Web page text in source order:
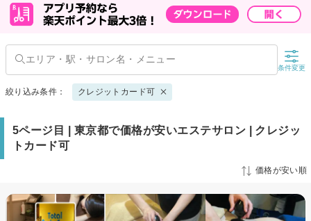
条件変更
絞り込み条件： クレジットカード可
5ページ目 | 東京都で価格が安いエステサロン | クレジッ
トカード可
価格が安い順